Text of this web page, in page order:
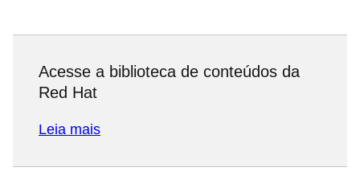
Red Hat